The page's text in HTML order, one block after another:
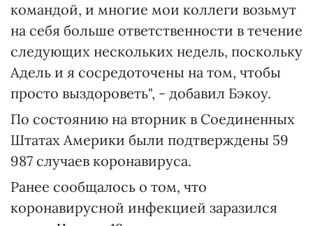
командой, и многие мои коллеги возьмут
на себя больше ответственности в течение
следующих нескольких недель, поскольку
Адель и я сосредоточены на том, чтобы
просто выздороветь", - добавил Бэкоу.
По состоянию на вторник в Соединенных
Штатах Америки были подтверждены 59
987 случаев коронавируса.
Ранее сообщалось о том, что
коронавирусной инфекцией заразился